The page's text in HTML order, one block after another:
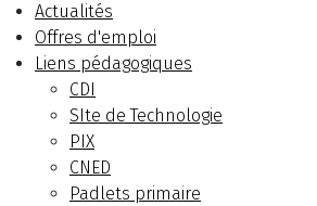
Actualités
Offres d'emploi
Liens pédagogiques
CDI
SIte de Technologie
PIX
CNED
Padlets primaire